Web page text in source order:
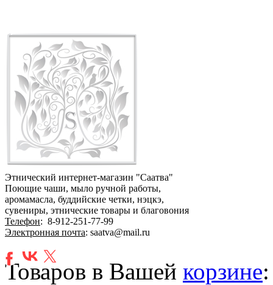
Этнический интернет-магазин "Саатва"
Поющие чаши, мыло ручной работы,
аромамасла, буддийские четки, нэцкэ,
сувениры, этнические товары и благовония
Телефон: 8-912-251-77-99
Электронная почта: saatva@mail.ru
Товаров в Вашей корзине